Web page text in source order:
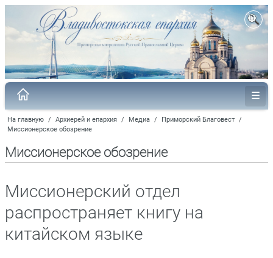
На главную / Архиерей и епархия / Медиа / Приморский Благовест /
Миссионерское обозрение
Миссионерское обозрение
Миссионерский отдел
распространяет книгу на
китайском языке